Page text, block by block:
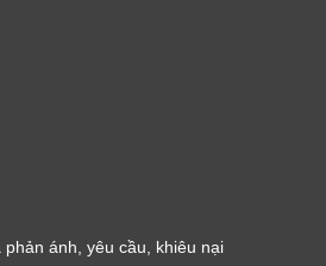
ánh, yêu cầu, khiêu nại